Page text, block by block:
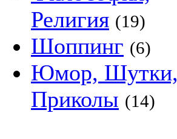
Религия (19)
Шоппинг (6)
Юмор, Шутки,
Приколы (14)